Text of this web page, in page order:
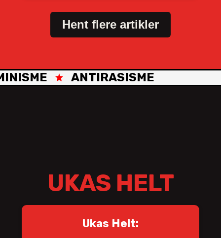
Hent flere artikler
ANTIRASISME
UKAS HELT
Ukas Helt: